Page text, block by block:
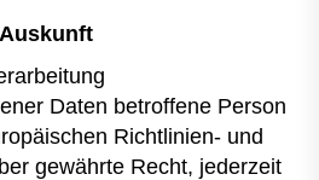
Daten betroffene Person
Richtlinien- und
gewährte Recht, jederzeit